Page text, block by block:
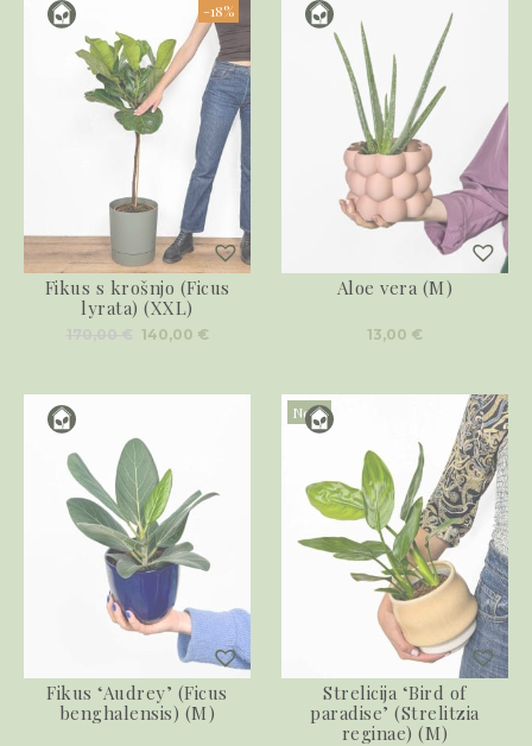
-18%
Fikus s krošnjo (Ficus
lyrata) (XXL)
Izvirna
cena
170,00 €.
140,00 €Trenutna
Aloe vera (M)
13,00 €
Fikus ‘Audrey’ (Ficus
benghalensis) (M)
Novo
Strelicija ‘Bird of
paradise’ (Strelitzia
reginae) (M)